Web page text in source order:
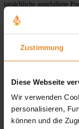
Zustimmung
Diese Webseite
Wir verwenden
personalisieren,
können und die
tatsächliche angefallene
abgesprochen (Angebot /
Positionen enthalten. Mit
Demontage und
anstandslos anerkannt
Ich kann die Firma Botec
Danke für die gute